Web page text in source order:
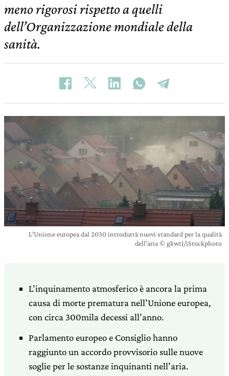
meno rigorosi rispetto a quelli
dell’Organizzazione mondiale della
sanità.
L'Unione europea dal 2030 introdurrà nuovi standard per la qualità
dell'aria © gkwt1/iStockphoto
L’inquinamento atmosferico è ancora la prima
causa di morte prematura nell’Unione europea,
con circa 300mila decessi all’anno.
Parlamento europeo e Consiglio hanno
raggiunto un accordo provvisorio sulle nuove
soglie per le sostanze inquinanti nell’aria.